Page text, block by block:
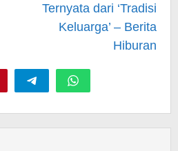
Ternyata dari ‘Tradisi
Keluarga’ – Berita
Hiburan